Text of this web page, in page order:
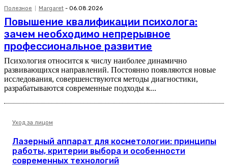
Полезное Margaret - 06.08.2026
Повышение квалификации психолога:
зачем необходимо непрерывное
профессиональное развитие
Психология относится к числу наиболее динамично
развивающихся направлений. Постоянно появляются новые
исследования, совершенствуются методы диагностики,
разрабатываются современные подходы к...
Уход за лицом
Лазерный аппарат для косметологии: принципы
работы, критерии выбора и особенности
современных технологий